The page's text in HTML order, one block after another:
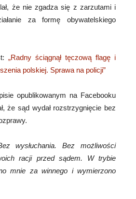
że nie zgadza się z zarzutami i
za formę obywatelskiego
„Radny ściągnął tęczową flagę i
polskiej. Sprawa na policji”
opublikowanym na Facebooku
że sąd wydał rozstrzygnięcie bez
wysłuchania. Bez możliwości
racji przed sądem. W trybie
mnie za winnego i wymierzono